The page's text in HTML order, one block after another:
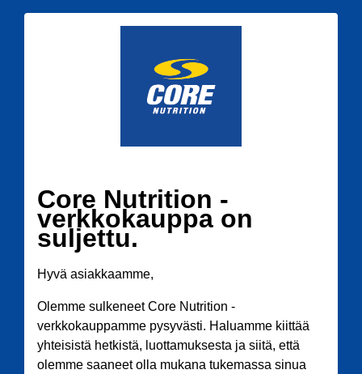
Core Nutrition -
verkkokauppa on
suljettu.
Hyvä asiakkaamme,
Olemme sulkeneet Core Nutrition -
verkkokauppamme pysyvästi. Haluamme kiittää
yhteisistä hetkistä, luottamuksesta ja siitä, että
olemme saaneet olla mukana tukemassa sinua